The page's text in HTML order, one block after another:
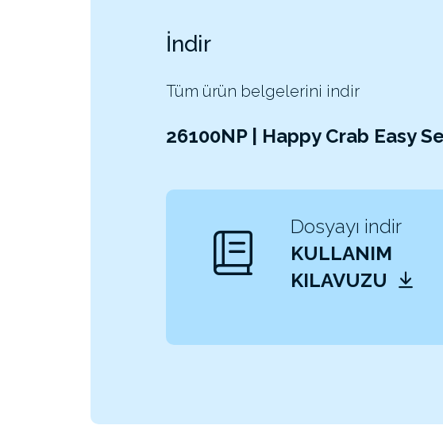
İndir
Tüm ürün belgelerini indir
26100NP | Happy Crab Easy
Dosyayı indir
KULLANIM
KILAVUZU